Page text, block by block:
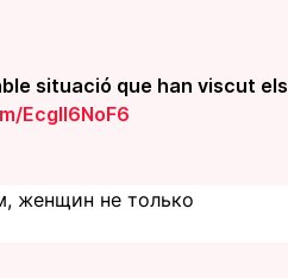
situació que han viscut els
Ecgll6NoF6
женщин не только